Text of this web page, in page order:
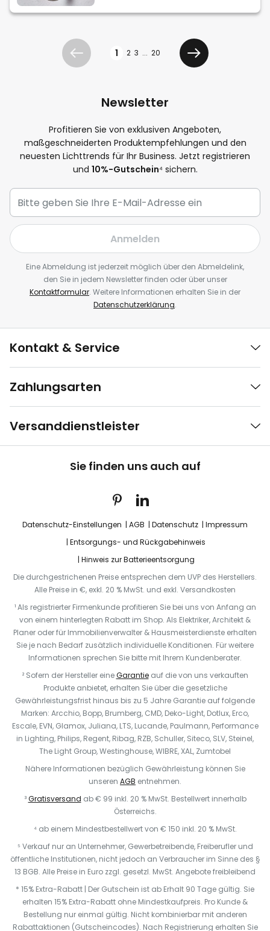
Zurück 1 2 3 ... 20
Weiter
Newsletter
Profitieren Sie von exklusiven Angeboten,
maßgeschneiderten Produktempfehlungen und den
neuesten Lichttrends für Ihr Business. Jetzt registrieren
und 10%-Gutschein⁴ sichern.
Anmelden
Eine Abmeldung ist jederzeit möglich über den Abmeldelink,
den Sie in jedem Newsletter finden oder über unser
Kontaktformular. Weitere Informationen erhalten Sie in der
Datenschutzerklärung.
Kontakt & Service
Zahlungsarten
Versanddienstleister
Sie finden uns auch auf
Datenschutz-Einstellungen AGB Datenschutz
Impressum
Entsorgungs- und Rückgabehinweis
Hinweis zur Batterieentsorgung
Die durchgestrichenen Preise entsprechen dem UVP des Herstellers.
Alle Preise in €, exkl. 20 % MwSt. und exkl. Versandkosten
¹ Als registrierter Firmenkunde profitieren Sie bei uns von Anfang an
von einem hinterlegten Rabatt im Shop. Als Elektriker, Architekt &
Planer oder für Immobilienverwalter & Hausmeisterdienste erhalten
Sie je nach Bedarf zusätzlich individuelle Konditionen. Für weitere
Informationen sprechen Sie bitte mit Ihrem Kundenberater.
² Sofern der Hersteller eineGarantieauf die von uns verkauften
Produkte anbietet, erhalten Sie über die gesetzliche
Gewährleistungsfrist hinaus bis zu 5 Jahre Garantie auf folgende
Marken: Arcchio, Bopp, Brumberg, CMD, Deko-Light, Dotlux, Erco,
Escale, EVN, Glamox, Juliana, LTS, Lucande, Paulmann, Performance
in Lighting, Philips, Regent, Ribag, RZB, Schuller, Siteco, SLV, Steinel,
The Light Group, Westinghouse, WIBRE, XAL, Zumtobel
Nähere Informationen bezüglich Gewährleistung können Sie
unseren AGB entnehmen.
³Gratisversand ab € 99 inkl. 20 % MwSt. Bestellwert innerhalb
Österreichs.
⁴ ab einem Mindestbestellwert von € 150 inkl. 20 % MwSt.
⁵ Verkauf nur an Unternehmer, Gewerbetreibende, Freiberufler und
öffentliche Institutionen, nicht jedoch an Verbraucher im Sinne des §
13 BGB. Alle Preise in Euro zzgl. gesetzl. MwSt. Angebote freibleibend
* 15% Extra-Rabatt | Der Gutschein ist ab Erhalt 90 Tage gültig. Sie
erhalten 15% Extra-Rabatt ohne Mindestkaufpreis. Pro Kunde &
Bestellung nur einmal gültig. Nicht kombinierbar mit anderen
Rabattaktionen (Gutscheincodes). Nach Registrierung erhalten Sie